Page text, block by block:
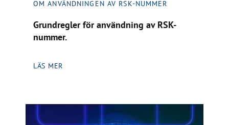
OM ANVÄNDNINGEN AV RSK-NUMMER
Grundregler för användning av RSK-
nummer.
LÄS MER